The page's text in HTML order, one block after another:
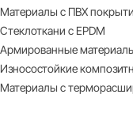
Материалы с ПВХ
Стеклоткани с EPDM
Армированные
Износостойкие
Материалы с